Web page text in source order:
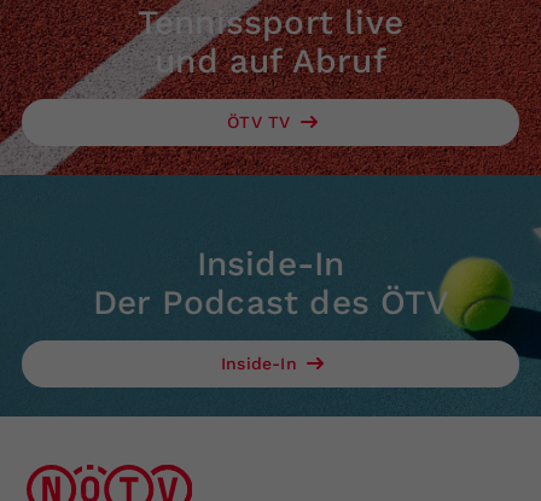
Tennissport live
und auf Abruf
ÖTV TV
Inside-In
Der Podcast des ÖTV
Inside-In